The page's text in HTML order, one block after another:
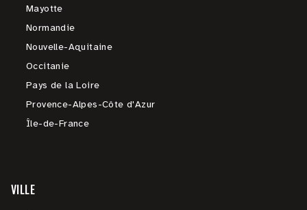
Mayotte
Normandie
Nouvelle-Aquitaine
Occitanie
Pays de la Loire
Provence-Alpes-Côte d'Azur
Île-de-France
VILLE